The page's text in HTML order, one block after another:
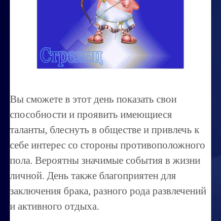
Миссиональность
Королевский гороскоп
Найти идеального партнера
Корректировка характера
Совместимость
ОБУЧЕНИЕ
Занятия по расшифровке снов
Магия денег
Ищем любовь
Вы сможете в этот день показать свои
способности и проявить имеющиеся
таланты, блеснуть в обществе и привлечь к
себе интерес со стороны противоположного
пола. Вероятны значимые события в жизни
личной. День также благоприятен для
заключения брака, разного рода развлечений
и активного отдыха.